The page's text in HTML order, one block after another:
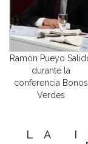
Ramón Pueyo
durante la
conferencia Bonos
Verdes
LA